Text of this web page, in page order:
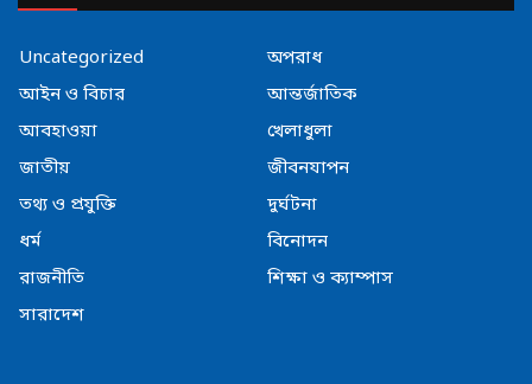
Uncategorized
অপরাধ
আইন ও বিচার
আন্তর্জাতিক
আবহাওয়া
খেলাধুলা
জাতীয়
জীবনযাপন
তথ্য ও প্রযুক্তি
দুর্ঘটনা
ধর্ম
বিনোদন
রাজনীতি
শিক্ষা ও ক্যাম্পাস
সারাদেশ